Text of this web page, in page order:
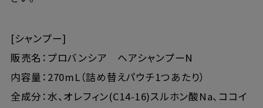
[シャンプー]
販売名：プロバンシア ヘアシャンプーN
内容量：270mL（詰め替えパウチ1つあたり）
全成分：水、オレフィン(C14-16)スルホン酸Na、ココイ